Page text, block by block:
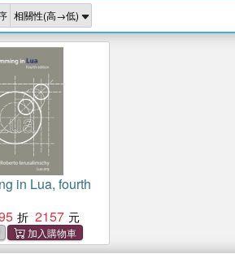
in Lua, fourth
2157